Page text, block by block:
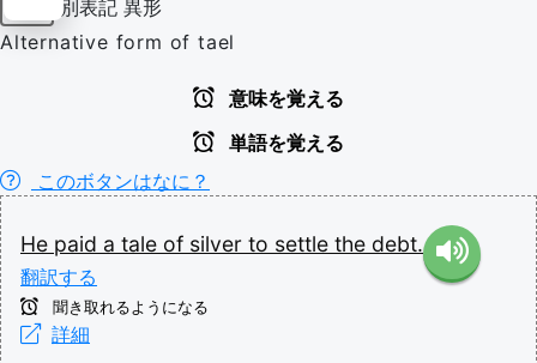
別表記 異形
Alternative form of tael
意味を覚える
単語を覚える
このボタンはなに？
He paid a tale of silver to settle the debt.
翻訳する
聞き取れるようになる
詳細